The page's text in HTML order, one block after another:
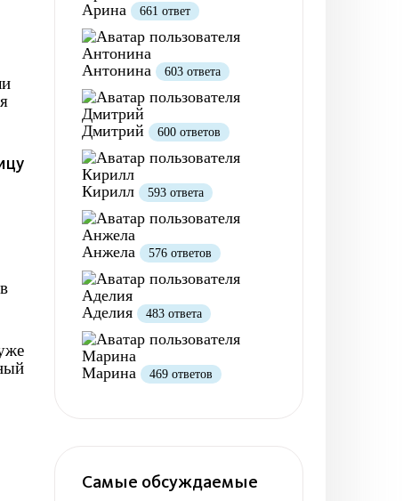
Арина 661 ответ
Антонина 603 ответа
Дмитрий 600 ответов
Кирилл 593 ответа
Анжела 576 ответов
Аделия 483 ответа
Марина 469 ответов
Самые обсуждаемые